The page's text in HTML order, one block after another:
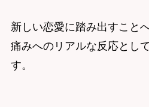
新しい恋愛に踏み出すこと
痛みへのリアルな反応とし
す。